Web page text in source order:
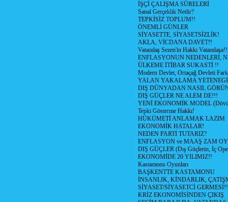
İŞÇİ ÇALIŞMA SÜRELERİ
Sanal Gerçeklik Nedir?
TEPKİSİZ TOPLUM!!
ÖNEMLİ GÜNLER
SİYASETTE, SİYASETSİZLİK!
AKLA, VİCDANA DAVET!!
Vatandaş Sezen'in Hakkı Vatandaşa!!
ENFLASYONUN NEDENLERİ,
ÜLKEME İTİBAR SUKASTİ !!
Modern Devlet, Ortaçağ Devleti
YALAN YAKALAMA
DIŞ DÜNYADAN NASIL
DIŞ GÜÇLER NE ALEM DE!!!
YENİ EKONOMİK MODEL
Tepki Gösterme Hakkı!
HÜKÜMETİ ANLAMAK LAZIM
EKONOMİK HATALAR!
NEDEN PARTİ TUTARIZ?
ENFLASYON ve MAAŞ ZAM
DIŞ GÜÇLER (Dış Güçlerin, İç
EKONOMİDE 20 YILIMIZ!!
Kastamonu Oyunları
BAŞKENTTE KASTAMONU
İNSANLIK, KİNDARLIK,
SİYASET/SİYASETCİ GERMESİ!!
KRİZ EKONOMİSİNDEN ÇIKIŞ